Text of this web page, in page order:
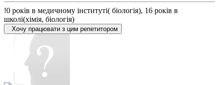
!0 років в медичному інституті( біологія), 16 років в
школі(хімія, біологія)
Хочу працювати з цим репетитором